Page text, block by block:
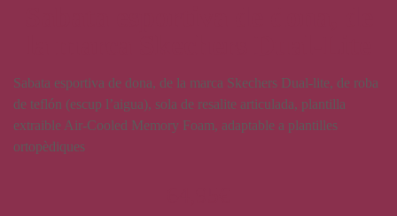
Sabata esportiva de dona, de la marca Skechers Dual-lite, de roba
de teflón (escup l’aigua), sola de resalite articulada, plantilla
extraible Air-Cooled Memory Foam, adaptable a plantilles
ortopèdiques